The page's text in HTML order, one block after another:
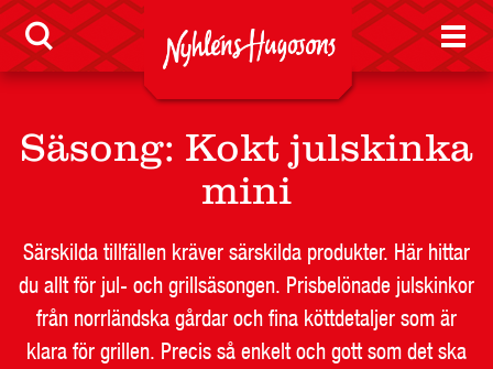
LEVERANTÖR
BUTIKSSIDA
RESTAURANG OCH STORHUSHÅLL
SKOLA
PRESS
KONTAKT
Säsong: Kokt julskinka
mini
Särskilda tillfällen kräver särskilda produkter. Här hittar
du allt för jul- och grillsäsongen. Prisbelönade julskinkor
från norrländska gårdar och fina köttdetaljer som är
klara för grillen. Precis så enkelt och gott som det ska